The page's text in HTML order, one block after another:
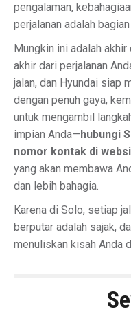
pengalaman,
perjalanan adalah
Mungkin ini adalah
akhir dari perjalanan
jalan, dan Hyundai siap
dengan penuh gaya,
untuk mengambil
impian Anda—hubungi
nomor kontak di
yang akan membawa
dan lebih bahagia.
Karena di Solo, setiap
berputar adalah sajak,
menuliskan kisah Anda